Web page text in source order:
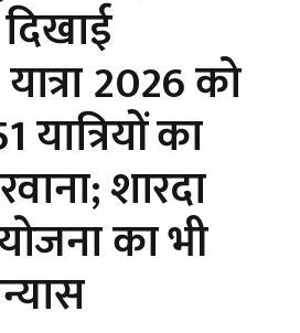
2026 को
यात्रियों का
शारदा
का भी